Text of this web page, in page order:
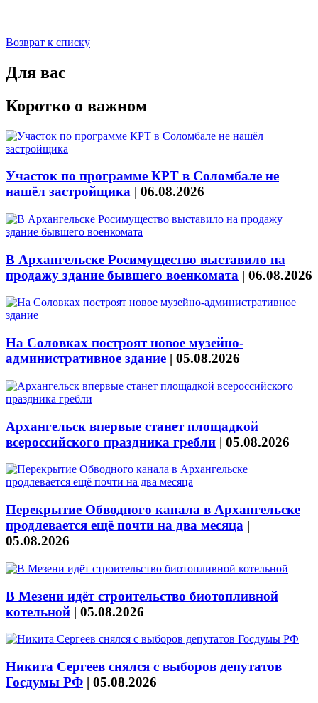
Возврат к списку
Для вас
Коротко о важном
Участок по программе КРТ в Соломбале не
нашёл застройщика | 06.08.2026
В Архангельске Росимущество выставило на
продажу здание бывшего военкомата | 06.08.2026
На Соловках построят новое музейно-
административное здание | 05.08.2026
Архангельск впервые станет площадкой
всероссийского праздника гребли | 05.08.2026
Перекрытие Обводного канала в Архангельске
продлевается ещё почти на два месяца |
05.08.2026
В Мезени идёт строительство биотопливной
котельной | 05.08.2026
Никита Сергеев снялся с выборов депутатов
Госдумы РФ | 05.08.2026